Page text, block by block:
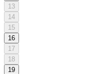
13
14
15
16
17
18
19